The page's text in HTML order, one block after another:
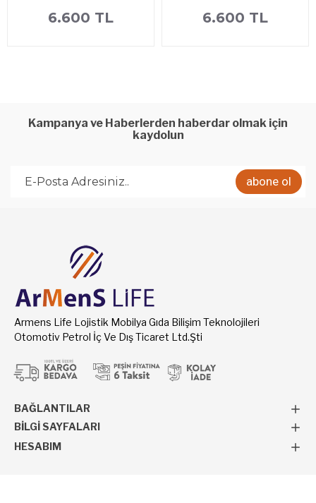
6.600 TL 6.600 TL
Kampanya ve Haberlerden haberdar olmak için
kaydolun
abone ol
Armens Life Lojistik Mobilya Gıda Bilişim Teknolojileri
Otomotiv Petrol İç Ve Dış Ticaret Ltd.Şti
BAĞLANTILAR
BILGI SAYFALARI
HESABIM